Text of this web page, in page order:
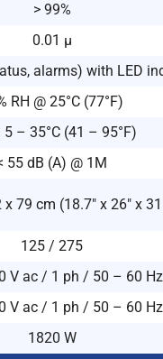
> 99%
0.01 μ
alarms) with LED
RH @ 25°C (77°F)
5 – 35°C (41 – 95°F)
55 dB (A) @ 1M
79 cm (18.7″ x 26″ x
125 / 275
V ac / 1 ph / 50 – 60 Hz
V ac / 1 ph / 50 – 60 Hz
1820 W